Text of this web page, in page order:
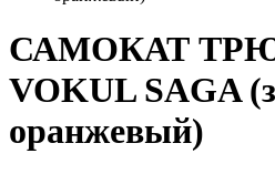
САМОКАТ
VOKUL SAGA
оранжевый)